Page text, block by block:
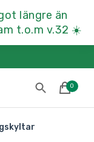
längre än
t.o.m v.32 ☀️
0